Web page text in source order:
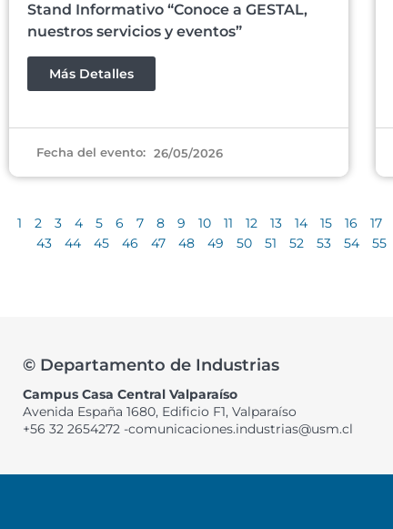
Stand Informativo “Conoce a GESTAL,
nuestros servicios y eventos”
Más Detalles
Fecha del evento: 26/05/2026
1 2 3 4 5 6 7 8 9 10 11 12 13 14 15 16 17
43
44 45 46 47 48 49 50 51 52 53 54 55
© Departamento de Industrias
Campus Casa Central Valparaíso
Avenida España 1680, Edificio F1, Valparaíso
+56 32 2654272 -comunicaciones.industrias@usm.cl